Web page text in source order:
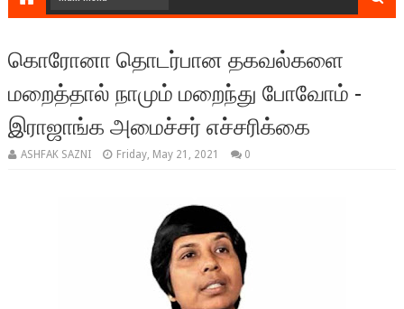
கொரோனா தொடர்பான தகவல்களை
மறைத்தால் நாமும் மறைந்து போவோம் -
இராஜாங்க அமைச்சர் எச்சரிக்கை
ASHFAK SAZNI Friday, May 21, 2021 0